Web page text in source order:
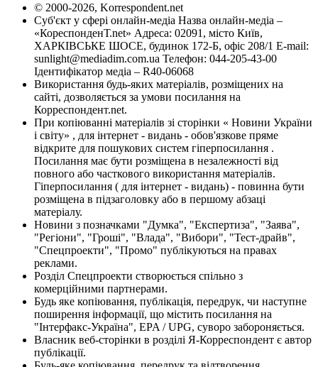
© 2000-2026, Korrespondent.net
Суб'єкт у сфері онлайн-медіа Назва онлайн-медіа –
«КореспонденТ.net» Адреса: 02091, місто Київ,
ХАРКІВСЬКЕ ШОСЕ, будинок 172-Б, офіс 208/1 E-mail:
sunlight@mediadim.com.ua Телефон: 044-205-43-00
Ідентифікатор медіа – R40-06068
Використання будь-яких матеріалів, розміщених на
сайті, дозволяється за умови посилання на
Корреспондент.net.
При копіюванні матеріалів зі сторінки « Новини України
і світу» , для інтернет - видань - обов'язкове пряме
відкрите для пошукових систем гіперпосилання .
Посилання має бути розміщена в незалежності від
повного або часткового використання матеріалів.
Гіперпосилання ( для інтернет - видань) - повинна бути
розміщена в підзаголовку або в першому абзаці
матеріалу.
Новини з позначками "Думка", "Експертиза", "Заява",
"Регіони", "Гроші", "Влада", "Вибори", "Тест-драйв",
"Спецпроекти", "Промо" публікуються на правах
реклами.
Розділ Спецпроекти створюється спільно з
комерційними партнерами.
Будь яке копіювання, публікація, передрук, чи наступне
поширення інформації, що містить посилання на
"Інтерфакс-Україна", EPA / UPG, суворо забороняється.
Власник веб-сторінки в розділі Я-Корреспондент є автор
публікації.